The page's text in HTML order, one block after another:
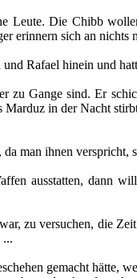
Leute. Die Chibb
erinnern sich an
Rafael hinein und
zu Gange sind. Er
in der Nacht
man ihnen verspricht,
ausstatten, dann
zu versuchen, die
...
gemacht